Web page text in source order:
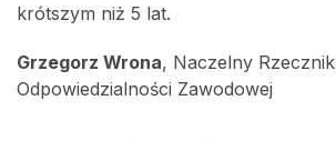
krótszym niż 5 lat.
Grzegorz Wrona, Naczelny Rzecznik
Odpowiedzialności Zawodowej